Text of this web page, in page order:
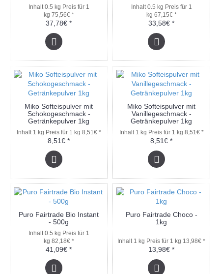
Inhalt 0.5 kg Preis für 1
kg 75,56€ *
37,78€ *
Inhalt 0.5 kg Preis für 1
kg 67,15€ *
33,58€ *
Miko Softeispulver mit
Schokogeschmack -
Getränkepulver 1kg
Inhalt 1 kg Preis für 1 kg 8,51€ *
8,51€ *
Miko Softeispulver mit
Vanillegeschmack -
Getränkepulver 1kg
Inhalt 1 kg Preis für 1 kg 8,51€ *
8,51€ *
Puro Fairtrade Bio Instant
- 500g
Inhalt 0.5 kg Preis für 1
kg 82,18€ *
41,09€ *
Puro Fairtrade Choco -
1kg
Inhalt 1 kg Preis für 1 kg 13,98€ *
13,98€ *